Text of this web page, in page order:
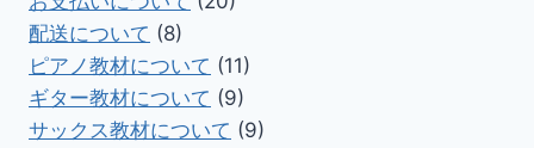
配送について (8)
ピアノ教材について (11)
ギター教材について (9)
サックス教材について (9)